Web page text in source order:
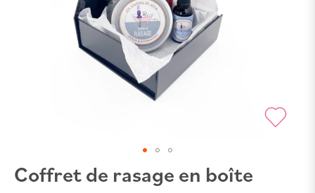
Skip
to
Coffret de rasage en boîte